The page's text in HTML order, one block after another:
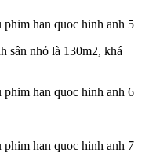
sân nhỏ là 130m2, khá